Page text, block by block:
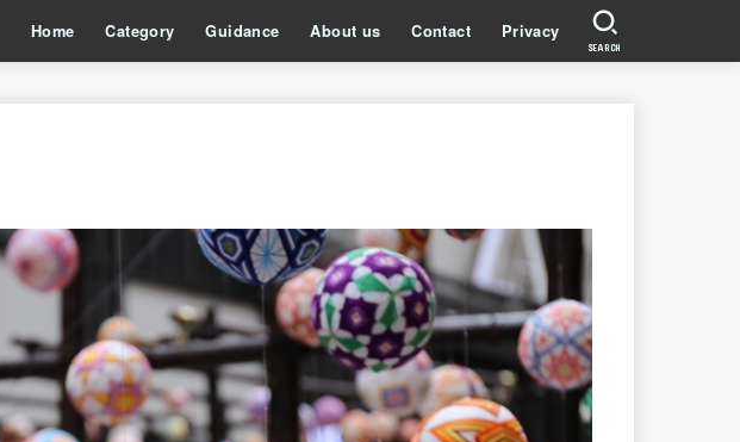
Home Category Guidance About us Contact Privacy
SEARCH